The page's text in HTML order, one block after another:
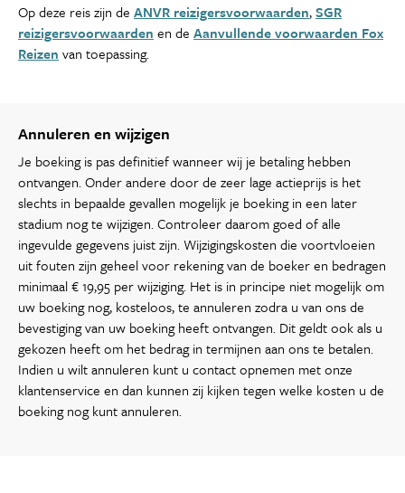
Op deze reis zijn de ANVR reizigersvoorwaarden,SGR
reizigersvoorwaarden en de Aanvullende voorwaarden Fox
Reizen van toepassing.
Annuleren en wijzigen
Je boeking is pas definitief wanneer wij je betaling hebben
ontvangen. Onder andere door de zeer lage actieprijs is het
slechts in bepaalde gevallen mogelijk je boeking in een later
stadium nog te wijzigen. Controleer daarom goed of alle
ingevulde gegevens juist zijn. Wijzigingskosten die voortvloeien
uit fouten zijn geheel voor rekening van de boeker en bedragen
minimaal € 19,95 per wijziging. Het is in principe niet mogelijk om
uw boeking nog, kosteloos, te annuleren zodra u van ons de
bevestiging van uw boeking heeft ontvangen. Dit geldt ook als u
gekozen heeft om het bedrag in termijnen aan ons te betalen.
Indien u wilt annuleren kunt u contact opnemen met onze
klantenservice en dan kunnen zij kijken tegen welke kosten u de
boeking nog kunt annuleren.